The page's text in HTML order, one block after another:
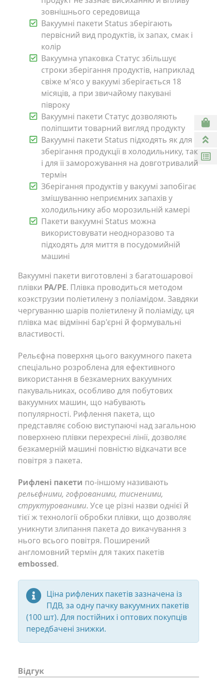
зовнішнього середовища
Вакуумні пакети Status зберігають
первісний вид продуктів, їх запах, смак і
колір
Вакуумна упаковка Статус збільшує
строки зберігання продуктів, наприклад
свіже м'ясо у вакуумі зберігається 18
місяців, а при звичайому пакувані
півроку
Вакуумні пакети Статус дозволяють
поліпшити товарний вигляд продукту
Вакуумні пакети Status підходять як для
зберігання продукції в холодильнику, так
і для її заморожування на довготривалий
термін
Зберігання продуктів у вакуумі запобігає
змішуванню неприємних запахів у
холодильнику або морозильній камері
Пакети вакуумні Status можна
використовувати неодноразово та
підходять для миття в посудомийній
машині
Вакуумні пакети виготовлені з багатошарової
плівки PA/PE. Плівка проводиться методом
коэкструзии поліетилену з поліамідом. Завдяки
чергуванню шарів поліетилену й поліаміду, ця
плівка має відмінні бар'єрні й формувальні
властивості.
Рельєфна поверхня цього вакуумного пакета
спеціально розроблена для ефективного
використання в безкамерних вакуумних
пакувальниках, особливо для побутових
вакуумних машин, що набувають
популярності. Рифлення пакета, що
представляє собою виступаючі над загальною
поверхнею плівки перехресні лінії, дозволяє
безкамерній машині повністю відкачати все
повітря з пакета.
Рифлені пакети по-іншому називають
рельєфними, гофрованими, тисненими,
структурованими. Усе це різні назви однієї й
тієї ж технології обробки плівки, що дозволяє
уникнути злипання пакета до викачування з
нього всього повітря. Поширений
англомовний термін для таких пакетів
embossed.
Ціна рифлених пакетів зазначена із
ПДВ, за одну пачку вакуумних пакетів
(100 шт). Для постійних і оптових покупців
передбачені знижки.
Відгук